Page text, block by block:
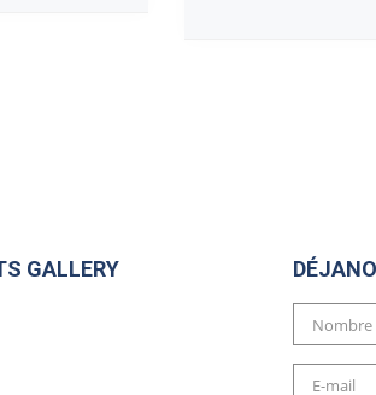
GALLERY